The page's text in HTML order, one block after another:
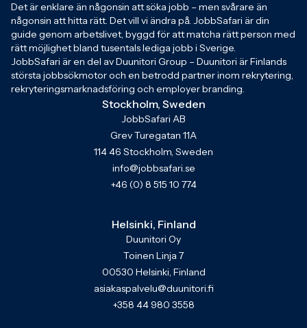
Det är enklare än någonsin att söka jobb – men svårare än
någonsin att hitta rätt. Det vill vi ändra på. JobbSafari är din
guide genom arbetslivet, byggd för att matcha rätt person med
rätt möjlighet bland tusentals lediga jobb i Sverige.
JobbSafari är en del av Duunitori Group – Duunitori är Finlands
största jobbsökmotor och en betrodd partner inom rekrytering,
rekryteringsmarknadsföring och employer branding.
Stockholm, Sweden
JobbSafari AB
Grev Turegatan 11A
114 46 Stockholm, Sweden
info@jobbsafari.se
+46 (0) 8 515 10 774
Helsinki, Finland
Duunitori Oy
Toinen Linja 7
00530 Helsinki, Finland
asiakaspalvelu@duunitori.fi
+358 44 980 3558